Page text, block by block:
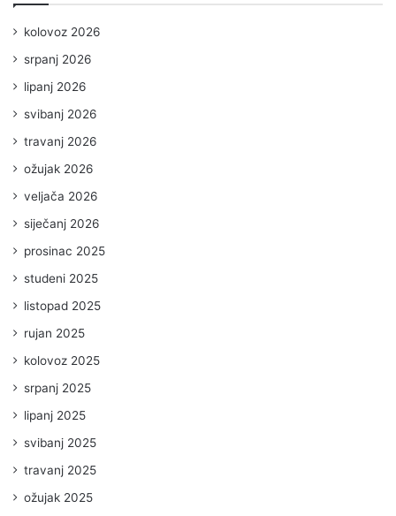
kolovoz 2026
srpanj 2026
lipanj 2026
svibanj 2026
travanj 2026
ožujak 2026
veljača 2026
siječanj 2026
prosinac 2025
studeni 2025
listopad 2025
rujan 2025
kolovoz 2025
srpanj 2025
lipanj 2025
svibanj 2025
travanj 2025
ožujak 2025